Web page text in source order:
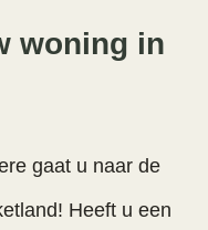
woning in
gaat u naar de
Heeft u een